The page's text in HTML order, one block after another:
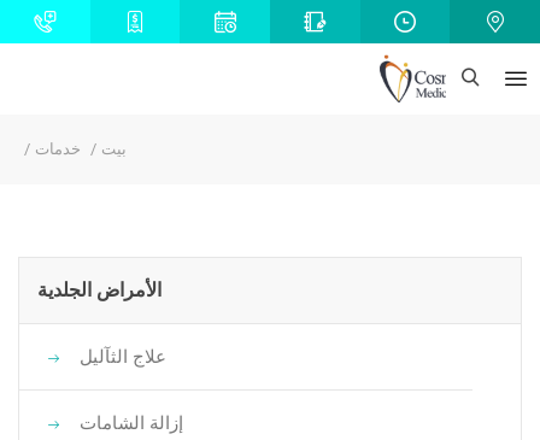
بيت خدمات
الأمراض الجلدية
علاج الثآليل
إزالة الشامات